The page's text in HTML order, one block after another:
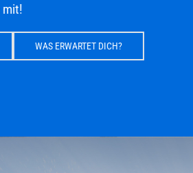
WAS ERWARTET DICH?